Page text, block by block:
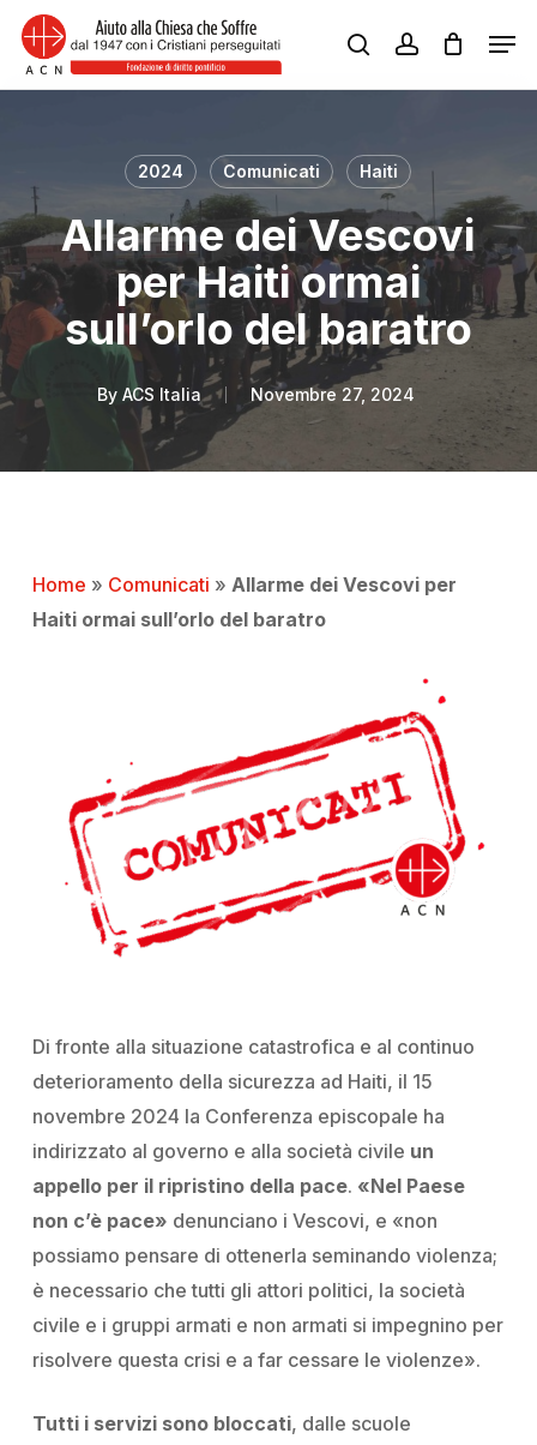
Skip
main
searchaccount
2024 Comunicati Haiti
Allarme dei Vescovi
per Haiti ormai
sull’orlo del baratro
By ACS Italia Novembre 27, 2024
Home » Comunicati » Allarme dei Vescovi per
Haiti ormai sull’orlo del baratro
Di fronte alla situazione catastrofica e al continuo
deterioramento della sicurezza ad Haiti, il 15
novembre 2024 la Conferenza episcopale ha
indirizzato al governo e alla società civile un
appello per il ripristino della pace. «Nel Paese
non c’è pace» denunciano i Vescovi, e «non
possiamo pensare di ottenerla seminando violenza;
è necessario che tutti gli attori politici, la società
civile e i gruppi armati e non armati si impegnino per
risolvere questa crisi e a far cessare le violenze».
Tutti i servizi sono bloccati, dalle scuole